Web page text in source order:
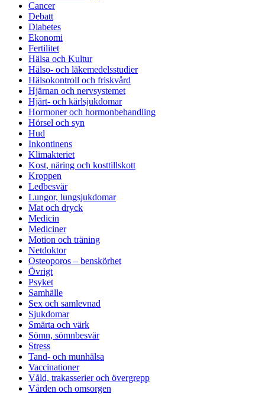
Cancer
Debatt
Diabetes
Ekonomi
Fertilitet
Hälsa och Kultur
Hälso- och läkemedelsstudier
Hälsokontroll och friskvård
Hjärnan och nervsystemet
Hjärt- och kärlsjukdomar
Hormoner och hormonbehandling
Hörsel och syn
Hud
Inkontinens
Klimakteriet
Kost, näring och kosttillskott
Kroppen
Ledbesvär
Lungor, lungsjukdomar
Mat och dryck
Medicin
Mediciner
Motion och träning
Netdoktor
Osteoporos – benskörhet
Övrigt
Psyket
Samhälle
Sex och samlevnad
Sjukdomar
Smärta och värk
Sömn, sömnbesvär
Stress
Tand- och munhälsa
Vaccinationer
Våld, trakasserier och övergrepp
Vården och omsorgen